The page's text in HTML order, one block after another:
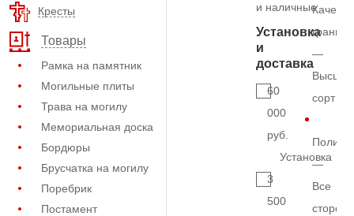
Кресты
Товары
Рамка на памятник
Могильные плиты
Трава на могилу
Мемориальная доска
Бордюры
Брусчатка на могилу
Поребрик
Постамент
и наличные
Установка
и
доставка
60
000
руб.
Установка
3
500
гранита
—
Высший
сорт
—
Все